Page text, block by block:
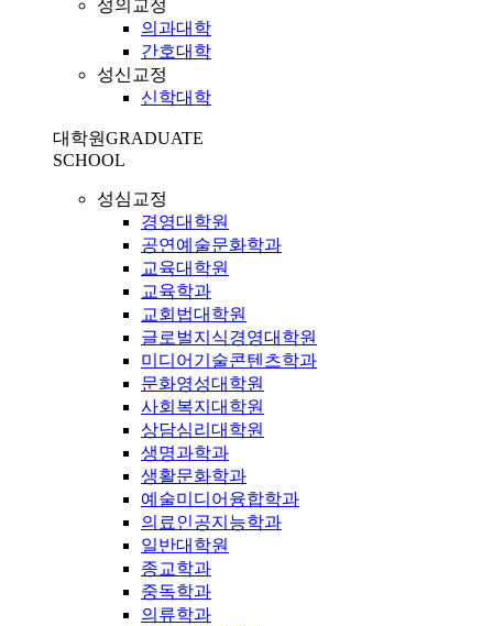
성의교정
의과대학
간호대학
성신교정
신학대학
대학원GRADUATE
SCHOOL
성심교정
경영대학원
공연예술문화학과
교육대학원
교육학과
교회법대학원
글로벌지식경영대학원
미디어기술콘텐츠학과
문화영성대학원
사회복지대학원
상담심리대학원
생명과학과
생활문화학과
예술미디어융합학과
의료인공지능학과
일반대학원
종교학과
중독학과
의류학과